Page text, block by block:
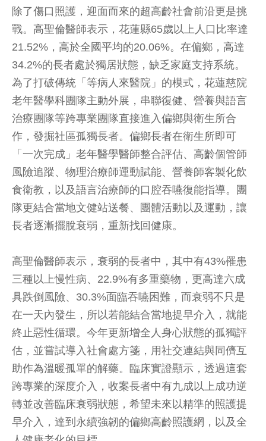
除了傷口照護，迎面而來的超高齡社會前沿更是挑
戰。高聖倫醫師表示，花蓮縣65歲以上人口比率達
21.52%，高於全國平均的20.06%。在偏鄉，高達
34.2%的長者處於獨居狀態，缺乏家庭支持系統。
為了打破傳統「等病人來醫院」的模式，花蓮慈院
老年醫學科團隊主動外展，串聯復健、營養與語言
治療團隊等跨專業團隊直接進入偏鄉與衛生所合
作，發掘社區孤獨長者。偏鄉長者在衛生所即可
「一次完成」老年醫學醫師整合評估、高齡個管師
風險追蹤、物理治療師運動賦能、營養師客製化飲
食衛教，以及語言治療師的口腔吞嚥復能指導。團
隊更結合當地文健站送餐、團體活動以及運動，讓
長者逐漸擺脫衰弱，重新找回健康。
高聖倫醫師表示，衰弱的長者中，其中有43%罹患
三種以上慢性病、22.9%有多重藥物，更高達六成
具跌倒風險、30.3%面臨吞嚥困難，而衰弱不只是
在一天內發生，所以若能結合當地提早介入，就能
終止惡性循環。今年更新增全人身心狀態的孤獨評
估，並嘗試導入社會處方箋，用社交連結與同儕互
助作為溫暖孤單的解藥。臨床實證顯示，透過這套
跨專業的深度介入，收案長者中有九成以上成功逆
轉並改善臨床衰弱狀態，希望未來以精準的照護提
早介入，達到永續強韌的偏鄉高齡照護網，以及全